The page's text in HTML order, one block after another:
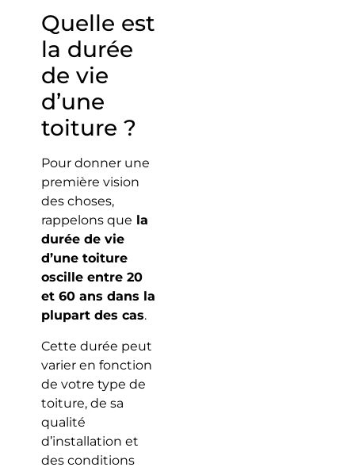
Quelle est
la durée
de vie
d’une
toiture ?
Pour donner une
première vision
des choses,
rappelons que la
durée de vie
d’une toiture
oscille entre 20
et 60 ans dans la
plupart des cas.
Cette durée peut
varier en fonction
de votre type de
toiture, de sa
qualité
d’installation et
des conditions